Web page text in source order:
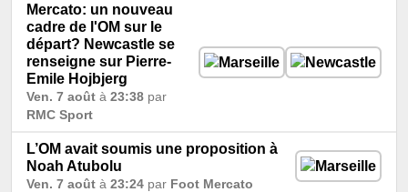
Mercato: un nouveau
cadre de l'OM sur le
départ? Newcastle se
renseigne sur Pierre-
Emile Hojbjerg
Ven. 7 août à 23:38 par
RMC Sport
L’OM avait soumis une proposition à
Noah Atubolu
Ven. 7 août à 23:24 par Foot Mercato